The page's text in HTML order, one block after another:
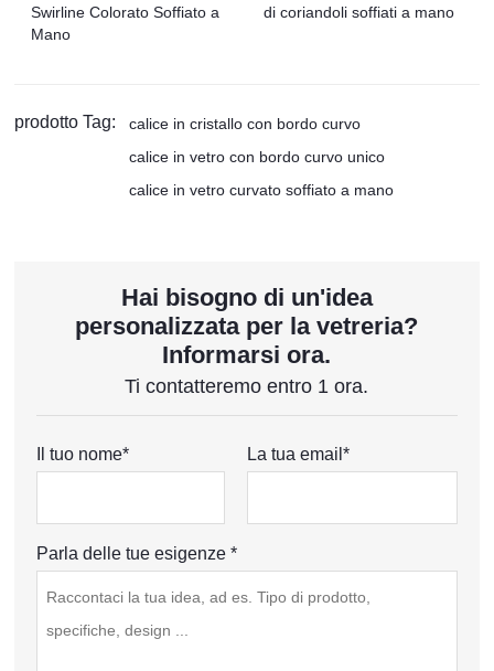
Swirline Colorato Soffiato a
Mano
di coriandoli soffiati a mano
prodotto Tag:
calice in cristallo con bordo curvo
calice in vetro con bordo curvo unico
calice in vetro curvato soffiato a mano
Hai bisogno di un'idea
personalizzata per la vetreria?
Informarsi ora.
Ti contatteremo entro 1 ora.
Il tuo nome* La tua email*
Parla delle tue esigenze *